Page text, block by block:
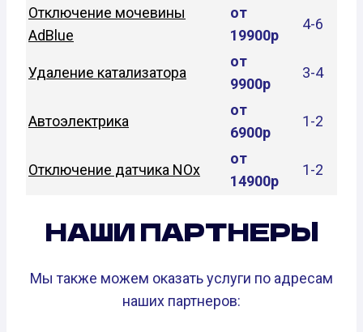
Отключение мочевины
AdBlue
от
19900р
4-6
Удаление катализатора
от
9900р
3-4
Автоэлектрика
от
6900р
1-2
Отключение датчика NOx
от
14900р
1-2
НАШИ ПАРТНЕРЫ
Мы также можем оказать услуги по адресам
наших партнеров: